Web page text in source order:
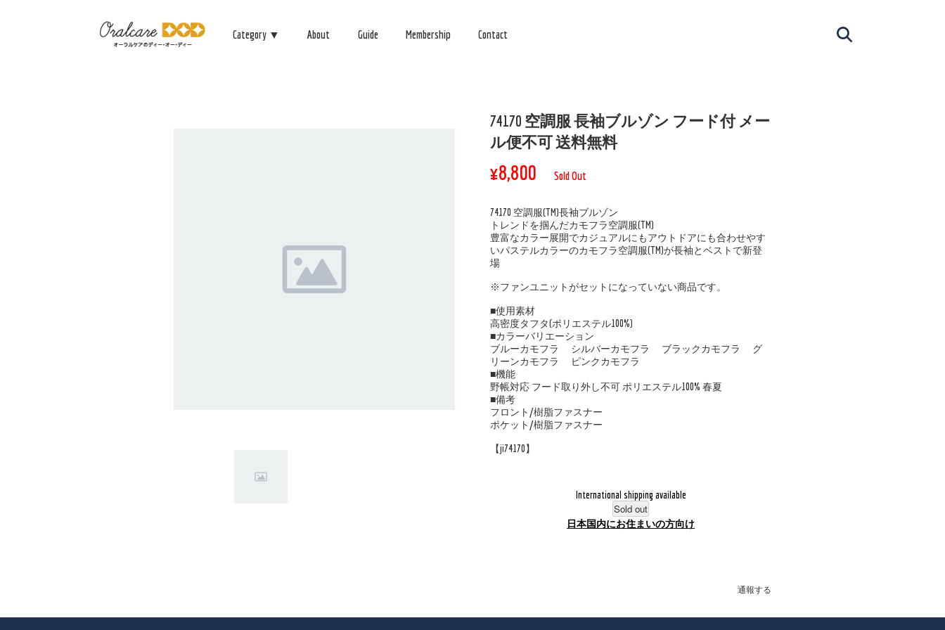
Category ▼ About Guide Membership Contact
74170 空調服 長袖ブルゾン フード付 メー
ル便不可 送料無料
¥8,800 Sold Out
74170 空調服(TM)長袖ブルゾン
トレンドを掴んだカモフラ空調服(TM)
豊富なカラー展開でカジュアルにもアウトドアにも合わせやす
いパステルカラーのカモフラ空調服(TM)が長袖とベストで新登
場
※ファンユニットがセットになっていない商品です。
■使用素材
高密度タフタ(ポリエステル100%)
■カラーバリエーション
ブルーカモフラ シルバーカモフラ ブラックカモフラ グ
リーンカモフラ ピンクカモフラ
■機能
野帳対応 フード取り外し不可 ポリエステル100% 春夏
■備考
フロント/樹脂ファスナー
ポケット/樹脂ファスナー
【ji74170】
International shipping available
Sold out
日本国内にお住まいの方向け
通報する